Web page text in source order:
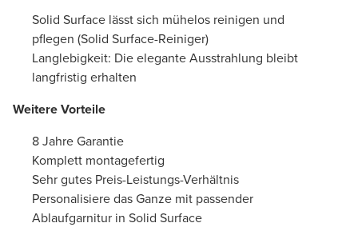
Solid Surface lässt sich mühelos reinigen und
pflegen (Solid Surface-Reiniger)
Langlebigkeit: Die elegante Ausstrahlung bleibt
langfristig erhalten
Weitere Vorteile
8 Jahre Garantie
Komplett montagefertig
Sehr gutes Preis-Leistungs-Verhältnis
Personalisiere das Ganze mit passender
Ablaufgarnitur in Solid Surface